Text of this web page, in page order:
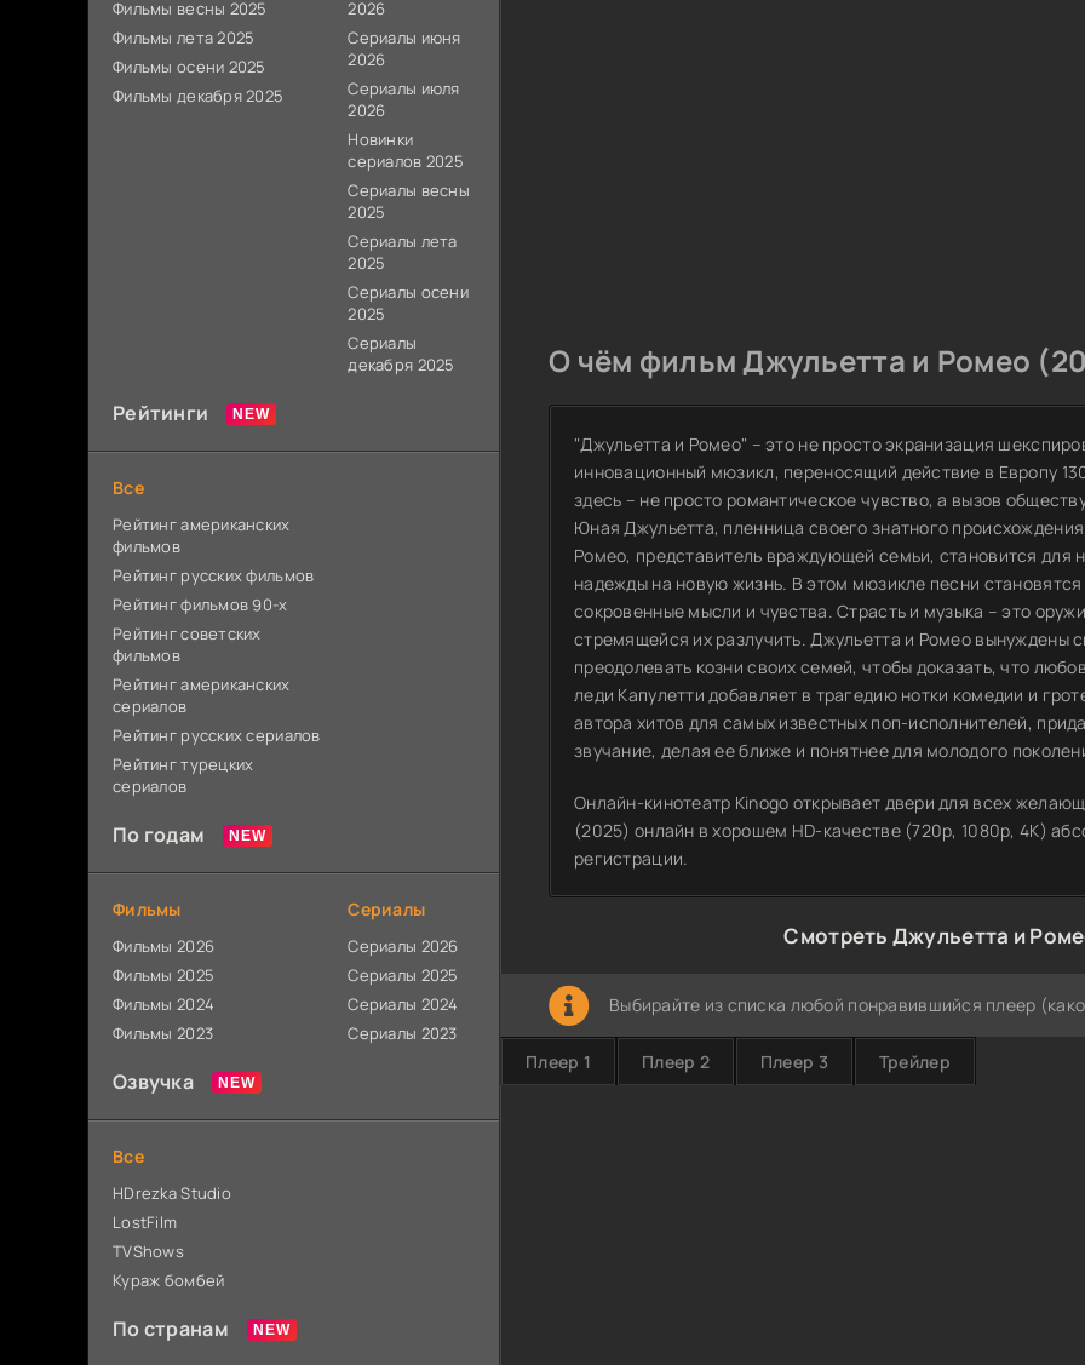
О чём фильм Джульетта и Ромео
"Джульетта и Ромео" – это не просто экранизация
инновационный мюзикл, переносящий действие в Европу
здесь – не просто романтическое чувство, а вызов
Юная Джульетта, пленница своего знатного
Ромео, представитель враждующей семьи, становится для
надежды на новую жизнь. В этом мюзикле песни
сокровенные мысли и чувства. Страсть и музыка – это
стремящейся их разлучить. Джульетта и Ромео вынуждены
преодолевать козни своих семей, чтобы доказать, что
леди Капулетти добавляет в трагедию нотки комедии и
автора хитов для самых известных поп-исполнителей,
звучание, делая ее ближе и понятнее для молодого
Онлайн-кинотеатр Kinogo открывает двери для всех
(2025) онлайн в хорошем HD-качестве (720p, 1080p, 4K)
регистрации.
Смотреть Джульетта и
Выбирайте из списка любой понравившийся плеер
Плеер 1 Плеер 2 Плеер 3 Трейлер
Фильмы весны 2025
Фильмы лета 2025
Фильмы осени 2025
Фильмы декабря 2025
2026
Сериалы июня
2026
Сериалы июля
2026
Новинки
сериалов 2025
Сериалы весны
2025
Сериалы лета
2025
Сериалы осени
2025
Сериалы
декабря 2025
Рейтинги
Все
Рейтинг американских
фильмов
Рейтинг русских фильмов
Рейтинг фильмов 90-х
Рейтинг советских
фильмов
Рейтинг американских
сериалов
Рейтинг русских сериалов
Рейтинг турецких
сериалов
По годам
Фильмы
Фильмы 2026
Фильмы 2025
Фильмы 2024
Фильмы 2023
Сериалы
Сериалы 2026
Сериалы 2025
Сериалы 2024
Сериалы 2023
Озвучка
Все
HDrezka Studio
LostFilm
TVShows
Кураж бомбей
По странам